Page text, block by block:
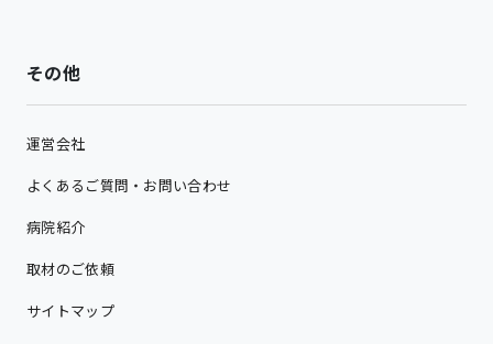
その他
運営会社
よくあるご質問・お問い合わせ
病院紹介
取材のご依頼
サイトマップ